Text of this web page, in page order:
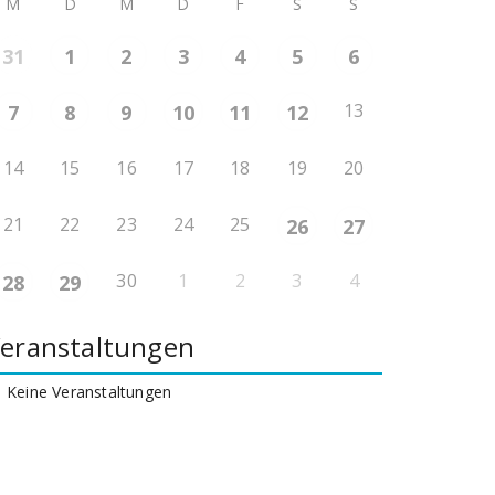
31 1 2 3 4 5 6
7 8 9 10 11 12 13
14 15 16 17 18 19 20
21 22 23 24 25 26 27
28 29 30 1 2 3 4
Keine Veranstaltungen